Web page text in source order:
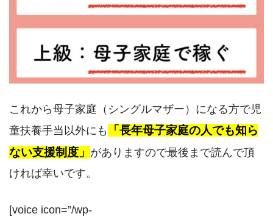
これから母子家庭（シングルマザー）になる方で児
童扶養手当以外にも
「長年母子家庭の人でも知ら
ない支援制度」 がありますので最後まで読んで頂
ければ幸いです。
[voice icon=”/wp-